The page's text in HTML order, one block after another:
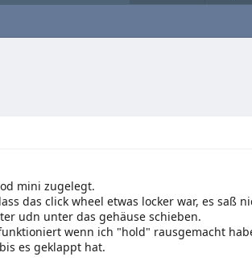
mini zugelegt.
das click wheel etwas locker war, es saß
udn unter das gehäuse schieben.
wenn ich "hold" rausgemacht
es geklappt hat.